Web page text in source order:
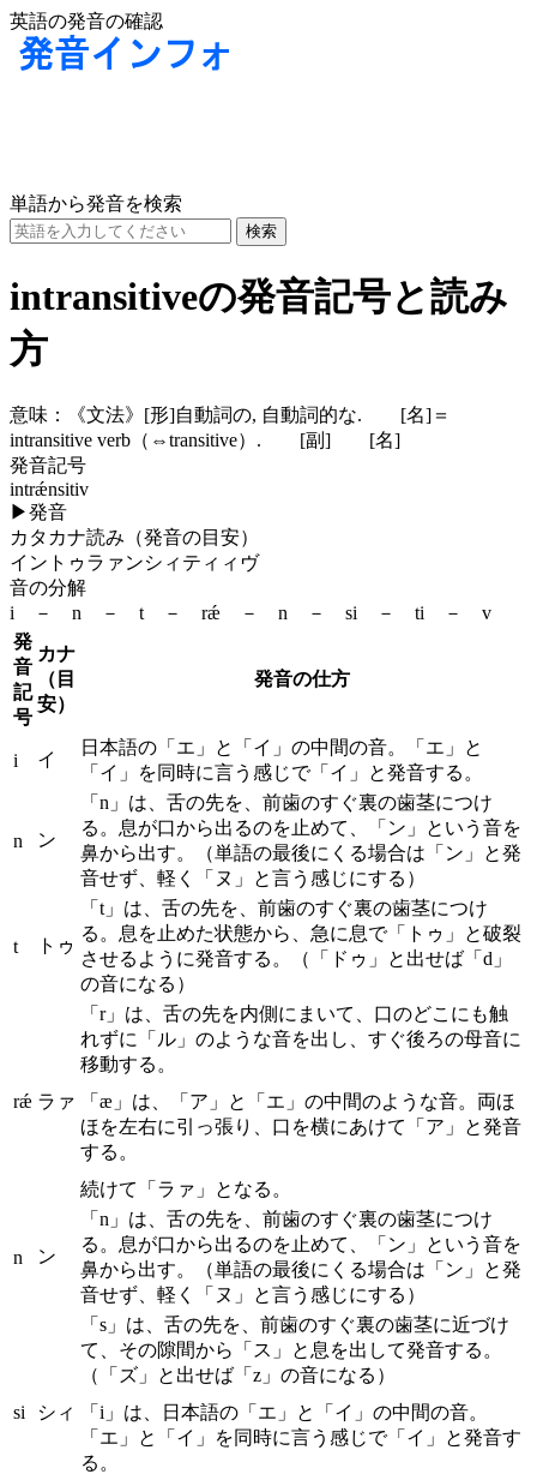
英語の発音の確認
単語から発音を検索
intransitiveの発音記号と読み
方
意味： 《文法》 [形]自動詞の, 自動詞的な. [名] ＝
intransitive verb（⇔transitive）. [副]
[名]
発音記号
intrǽnsitiv
▶発音
カタカナ読み（発音の目安）
イントゥラァンシィティィヴ
音の分解
i － n － t － rǽ － n － si － ti － v
発
音
記
号
カナ
（目
安）
発音の仕方
i イ
日本語の「エ」と「イ」の中間の音。「エ」と
「イ」を同時に言う感じで「イ」と発音する。
n ン
「n」は、舌の先を、前歯のすぐ裏の歯茎につけ
る。息が口から出るのを止めて、「ン」という音を
鼻から出す。（単語の最後にくる場合は「ン」と発
音せず、軽く「ヌ」と言う感じにする）
t トゥ
「t」は、舌の先を、前歯のすぐ裏の歯茎につけ
る。息を止めた状態から、急に息で「トゥ」と破裂
させるように発音する。（「ドゥ」と出せば「d」
の音になる）
rǽ ラァ
「r」は、舌の先を内側にまいて、口のどこにも触
れずに「ル」のような音を出し、すぐ後ろの母音に
移動する。
「æ」は、「ア」と「エ」の中間のような音。両ほ
ほを左右に引っ張り、口を横にあけて「ア」と発音
する。
続けて「ラァ」となる。
n ン
「n」は、舌の先を、前歯のすぐ裏の歯茎につけ
る。息が口から出るのを止めて、「ン」という音を
鼻から出す。（単語の最後にくる場合は「ン」と発
音せず、軽く「ヌ」と言う感じにする）
si シィ
「s」は、舌の先を、前歯のすぐ裏の歯茎に近づけ
て、その隙間から「ス」と息を出して発音する。
（「ズ」と出せば「z」の音になる）
「i」は、日本語の「エ」と「イ」の中間の音。
「エ」と「イ」を同時に言う感じで「イ」と発音す
る。